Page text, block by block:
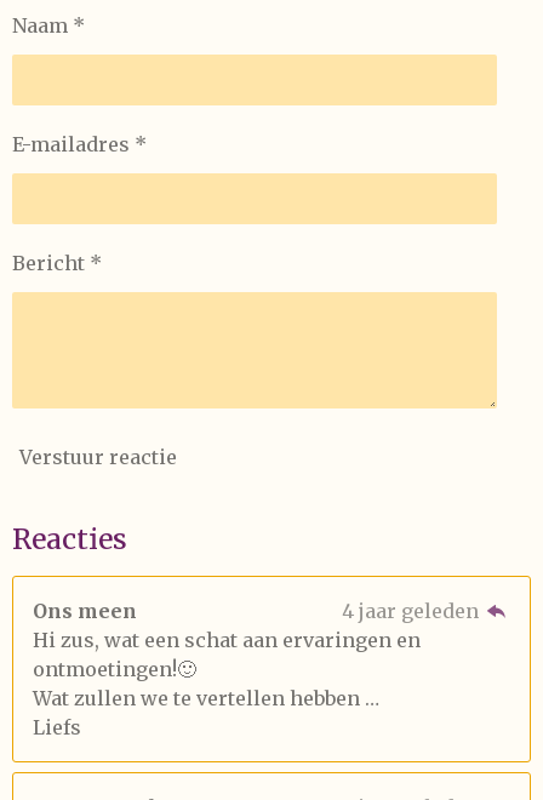
Naam *
E-mailadres *
Bericht *
Verstuur reactie
Reacties
Ons meen
4 jaar geleden
Hi zus, wat een schat aan ervaringen en
ontmoetingen!🙂
Wat zullen we te vertellen hebben …
Liefs